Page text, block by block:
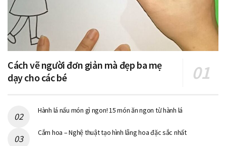
Cách vẽ người đơn giản mà đẹp ba mẹ
dạy cho các bé
Hành lá nấu món gì ngon! 15 món ăn ngon từ hành lá
Cắm hoa – Nghệ thuật tạo hình lẵng hoa đặc sắc nhất